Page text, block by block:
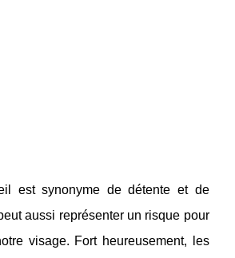
est synonyme de détente et de
aussi représenter un risque pour
visage. Fort heureusement, les